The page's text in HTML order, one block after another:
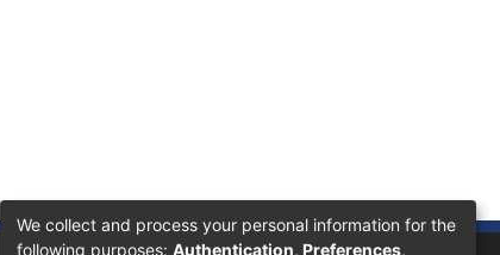
We collect and process your personal information for the
following purposes: Authentication, Preferences,